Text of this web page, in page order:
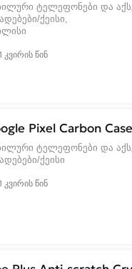
ტელეფონები და
ქეისი
კვირის წინ
Pixel Carbon Case
ტელეფონები და
ქეისი
კვირის წინ